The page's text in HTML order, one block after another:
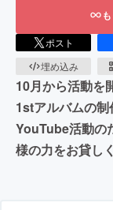
ポスト
埋め込み
10月から活動を
1stアルバムの制
YouTube活動の
様の力をお貸し